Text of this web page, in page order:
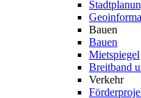
Bauen
Bauen
Mietspiegel
Breitband
Verkehr